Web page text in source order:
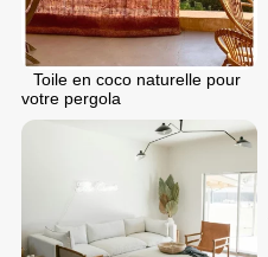
Toile en coco naturelle pour
votre pergola